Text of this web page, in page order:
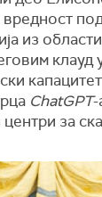
из
клауд
ChatGPT-
за